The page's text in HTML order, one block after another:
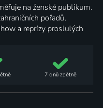
na ženské publikum.
pořadů,
a reprízy proslulých
7 dnůzpětně